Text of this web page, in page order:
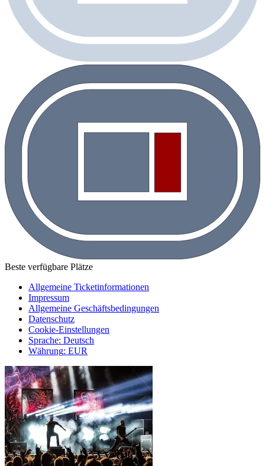
Beste verfügbare Plätze
Allgemeine Ticketinformationen
Impressum
Allgemeine Geschäftsbedingungen
Datenschutz
Cookie-Einstellungen
Sprache: Deutsch
Währung: EUR